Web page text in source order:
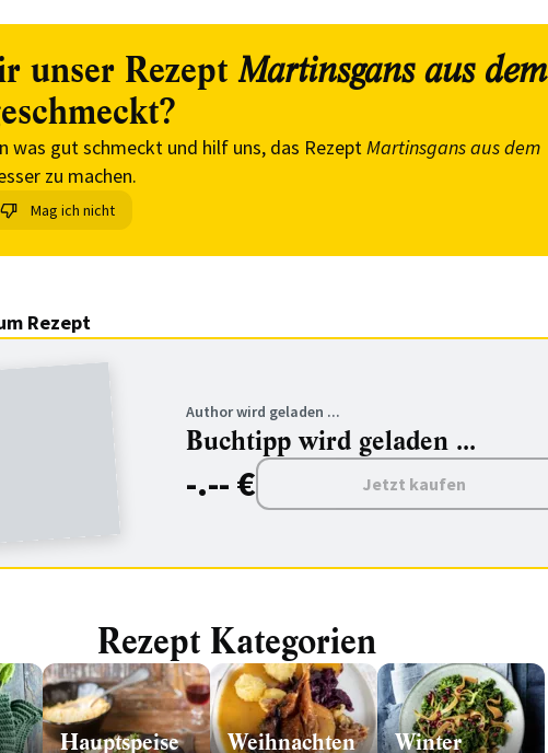
unser Rezept Martinsgans aus dem
was gut schmeckt und hilf uns, das RezeptMartinsgans aus dem
zu machen.
Mag ich nicht
Rezept
Author wird geladen ...
Buchtipp wird geladen ...
-.-- € Jetzt kaufen
Rezept Kategorien
Hauptspeise Weihnachten Winter